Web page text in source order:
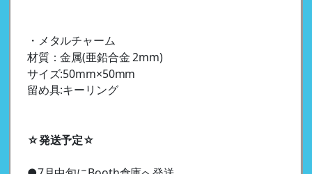
・メタルチャーム
材質：金属(亜鉛合金 2mm)
サイズ:50mm×50mm
留め具:キーリング
☆発送予定☆